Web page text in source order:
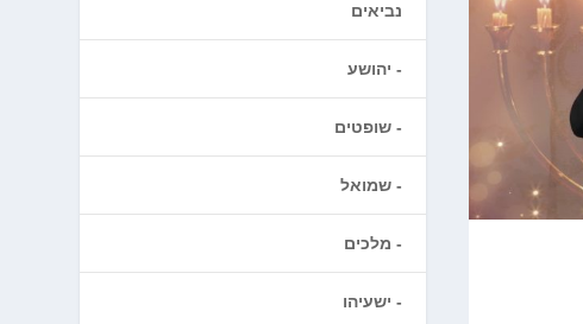
נביאים
יהושע
שופטים
שמואל
מלכים
ישעיהו